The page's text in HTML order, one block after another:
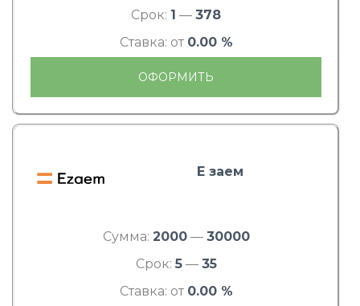
Срок: 1 — 378
Ставка: от 0.00 %
ОФОРМИТЬ
Е заем
Сумма: 2000— 30000
Срок: 5— 35
Ставка: от 0.00 %